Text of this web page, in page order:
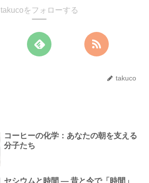
takucoをフォローする
takuco
コーヒーの化学：あなたの朝を支える
分子たち
セシウムと時間 ― 昔と今で「時間」